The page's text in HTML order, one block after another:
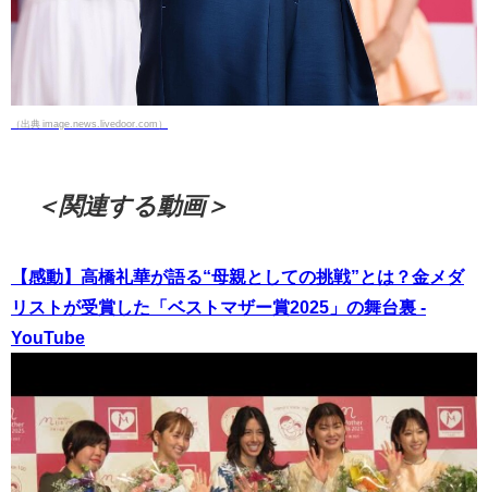
（出典 image.news.livedoor.com）
＜関連する動画＞
【感動】高橋礼華が語る“母親としての挑戦”とは？金メダ
リストが受賞した「ベストマザー賞2025」の舞台裏 -
YouTube